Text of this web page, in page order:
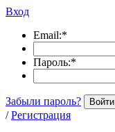
Вход
Email:*
Пароль:*
Забыли пароль? Войти
/ Регистрация